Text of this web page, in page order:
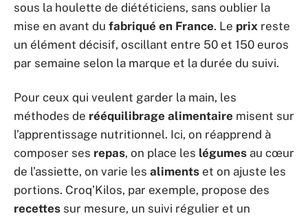
sous la houlette de diététiciens, sans oublier la
mise en avant du fabriqué en France. Le prix reste
un élément décisif, oscillant entre 50 et 150 euros
par semaine selon la marque et la durée du suivi.
Pour ceux qui veulent garder la main, les
méthodes de rééquilibrage alimentaire misent sur
l’apprentissage nutritionnel. Ici, on réapprend à
composer ses repas, on place les légumes au cœur
de l’assiette, on varie les aliments et on ajuste les
portions. Croq’Kilos, par exemple, propose des
recettes sur mesure, un suivi régulier et un